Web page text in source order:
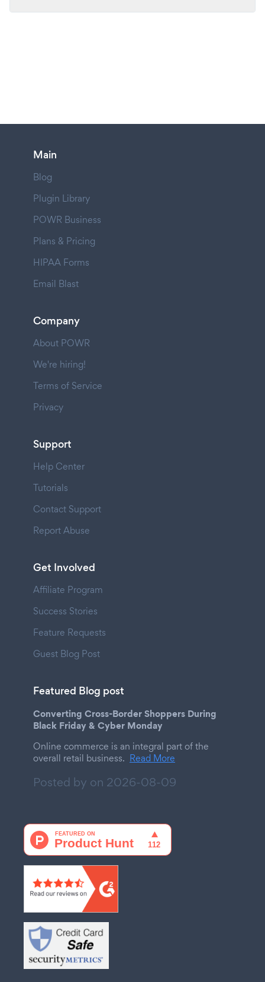
Main
Blog
Plugin Library
POWR Business
Plans & Pricing
HIPAA Forms
Email Blast
Company
About POWR
We're hiring!
Terms of Service
Privacy
Support
Help Center
Tutorials
Contact Support
Report Abuse
Get Involved
Affiliate Program
Success Stories
Feature Requests
Guest Blog Post
Featured Blog post
Converting Cross-Border Shoppers During
Black Friday & Cyber Monday
Online commerce is an integral part of the
overall retail business. Read More
Posted by on 2026-08-09